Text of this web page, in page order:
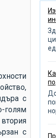
с
голям
с